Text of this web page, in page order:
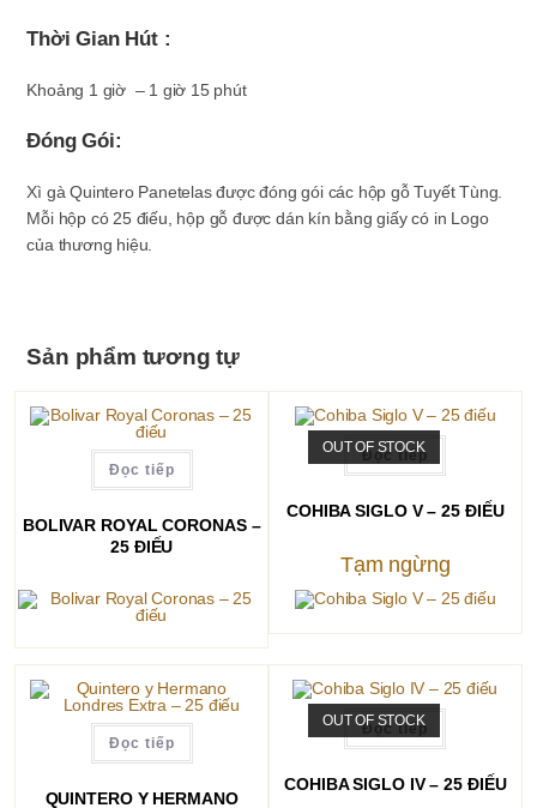
Thời Gian Hút :
Khoảng 1 giờ – 1 giờ 15 phút
Đóng Gói:
Xì gà Quintero Panetelas được đóng gói các hộp gỗ Tuyết Tùng.
Mỗi hộp có 25 điếu, hộp gỗ được dán kín bằng giấy có in Logo
của thương hiệu.
Sản phẩm tương tự
Đọc tiếp
BOLIVAR ROYAL CORONAS –
25 ĐIẾU
OUT OF STOCK
Đọc tiếp
COHIBA SIGLO V – 25 ĐIẾU
Tạm ngừng
Đọc tiếp
QUINTERO Y HERMANO
OUT OF STOCK
Đọc tiếp
COHIBA SIGLO IV – 25 ĐIẾU